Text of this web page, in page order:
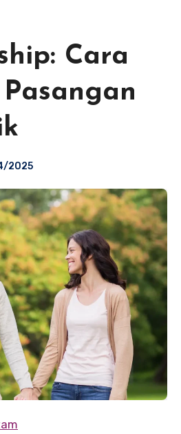
Cara
2025